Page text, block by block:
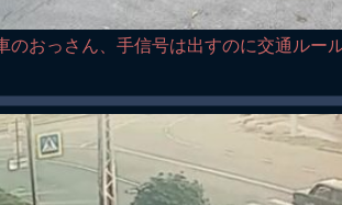
のおっさん、手信号は出すのに交通ルー